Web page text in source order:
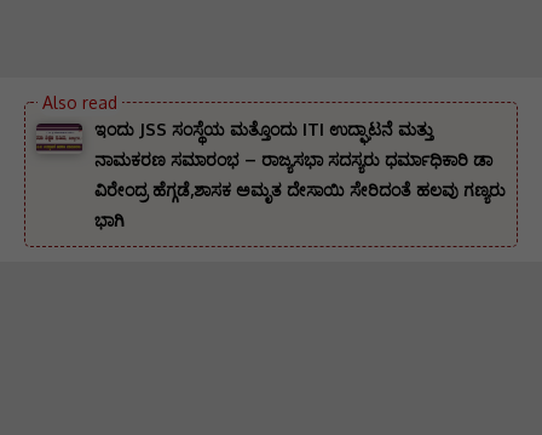
ಇಂದು JSS ಸಂಸ್ಥೆಯ ಮತ್ತೊಂದು ITI ಉದ್ಘಾಟನೆ ಮತ್ತು
ನಾಮಕರಣ ಸಮಾರಂಭ – ರಾಜ್ಯಸಭಾ ಸದಸ್ಯರು ಧರ್ಮಾಧಿಕಾರಿ ಡಾ
ವಿರೇಂದ್ರ ಹೆಗ್ಗಡೆ,ಶಾಸಕ ಅಮೃತ ದೇಸಾಯಿ ಸೇರಿದಂತೆ ಹಲವು ಗಣ್ಯರು
ಭಾಗಿ